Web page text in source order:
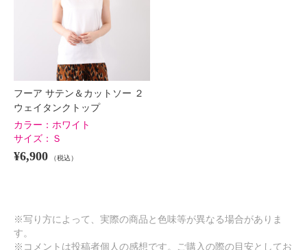
フーア サテン＆カットソー ２
ウェイタンクトップ
カラー： ホワイト
サイズ： Ｓ
¥6,900 （税込）
※写り方によって、実際の商品と色味等が異なる場合がありま
す。
※コメントは投稿者個人の感想です。ご購入の際の目安としてお